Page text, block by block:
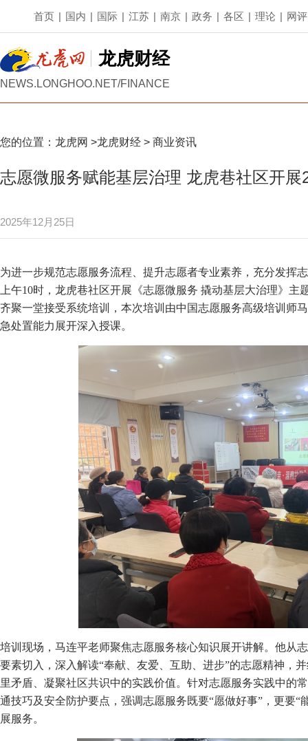
首页 | 国内 | 国际 | 江苏 | 南京 | 政务 | 各区 | 理论 | 网评
龙虎财经
NEWS.LONGHOO.NET/FINANCE
您的位置： 龙虎网 >龙虎财经 > 商业资讯
志愿微服务赋能基层治理 龙虎巷社区开展
2025年12月25日
为进一步规范志愿服务流程、提升志愿者专业素养，充分发挥
上午10时，龙虎巷社区开展《志愿微服务 撬动基层大治理》
齐聚一堂接受系统培训，本次培训由中国志愿服务高级培训师
急处置能力展开深入授课。
培训现场，马连平老师聚焦志愿服务核心知识展开讲解。他从
要素切入，深入解读“奉献、友爱、互助、进步”的志愿精神，
里矛盾、凝聚社区共识中的实践价值。针对志愿服务实践中的
通技巧及安全防护要点，强调志愿服务既要“愿做好事”，更要
展服务。